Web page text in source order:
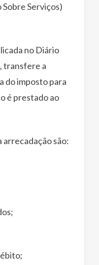
Sobre Serviços)
no Diário
transfere a
do imposto para
é prestado ao
arrecadação são: